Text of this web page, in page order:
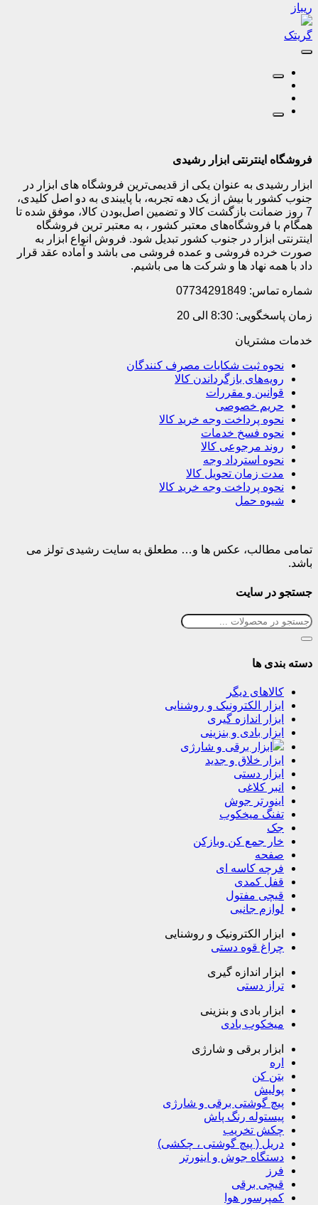
ریباز
گریتک
فروشگاه اینترنتی ابزار رشیدی
ابزار رشیدی به عنوان یکی از قدیمی‌ترین فروشگاه های ابزار در
جنوب کشور با بیش از یک دهه تجربه، با پایبندی به دو اصل کلیدی،
7 روز ضمانت بازگشت کالا و تضمین اصل‌بودن کالا، موفق شده تا
همگام با فروشگاه‌های معتبر کشور ، به معتبر ترین فروشگاه
اینترنتی ابزار در جنوب کشور تبدیل شود. فروش انواع ابزار به
صورت خرده فروشی و عمده فروشی می باشد و آماده عقد قرار
داد با همه نهاد ها و شرکت ها می باشیم.
شماره تماس: 07734291849
زمان پاسخگویی: 8:30 الی 20
خدمات مشتریان
نحوه ثبت شکایات مصرف کنندگان
رویه‌های بازگرداندن کالا
قوانین و مقررات
حریم خصوصی
نحوه پرداخت وجه خرید کالا
نحوه فسخ خدمات
روند مرجوعی کالا
نحوه استرداد وجه
مدت زمان تحویل کالا
نحوه پرداخت وجه خرید کالا
شیوه حمل
تمامی مطالب، عکس ها و… مطعلق به سایت رشیدی تولز می
باشد.
جستجو در سایت
دسته بندی ها
کالاهای دیگر
ابزار الکترونیک و روشنایی
ابزار اندازه گیری
ابزار بادی و بنزینی
ابزار برقی و شارژی
ابزار خلاق و جدید
ابزار دستی
انبر کلاغی
اینورتر جوش
تفنگ میخکوب
جک
خار جمع کن وبازکن
صفحه
فرچه کاسه ای
قفل کمدی
قیچی مفتول
لوازم جانبی
ابزار الکترونیک و روشنایی
چراغ قوه دستی
ابزار اندازه گیری
تراز دستی
ابزار بادی و بنزینی
میخکوب بادی
ابزار برقی و شارژی
اره
بتن کن
پولیش
پیچ گوشتی برقی و شارژی
پیستوله رنگ پاش
چکش تخریب
دریل ( پیچ گوشتی ، چکشی)
دستگاه جوش و اینورتر
فرز
قیچی برقی
کمپرسور هوا